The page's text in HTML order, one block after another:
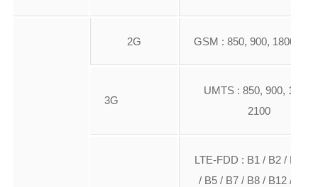
2G GSM : 850, 900, 1800,
3G
UMTS : 850, 900, 1900,
2100
LTE-FDD : B1 / B2 / B3 /
/ B5 / B7 / B8 / B12 / B13